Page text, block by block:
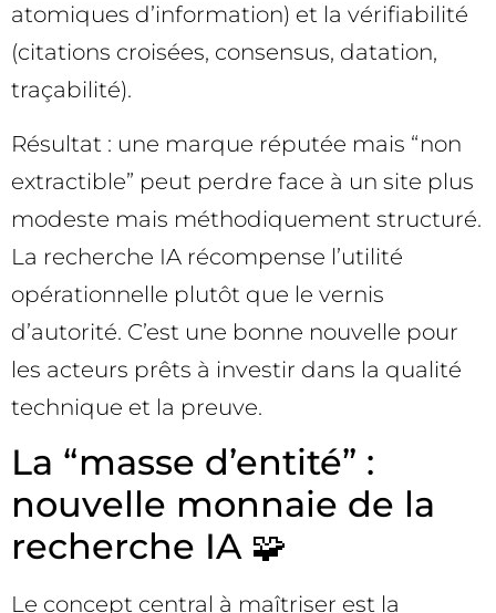
atomiques d’information) et la vérifiabilité
(citations croisées, consensus, datation,
traçabilité).
Résultat : une marque réputée mais “non
extractible” peut perdre face à un site plus
modeste mais méthodiquement structuré.
La recherche IA récompense l’utilité
opérationnelle plutôt que le vernis
d’autorité. C’est une bonne nouvelle pour
les acteurs prêts à investir dans la qualité
technique et la preuve.
La “masse d’entité” :
nouvelle monnaie de la
recherche IA 🧩
Le concept central à maîtriser est la